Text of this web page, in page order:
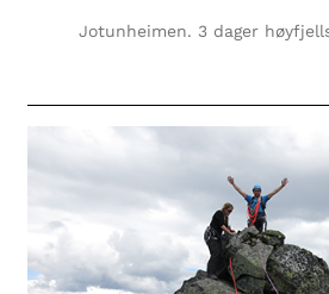
Jotunheimen. 3 dager